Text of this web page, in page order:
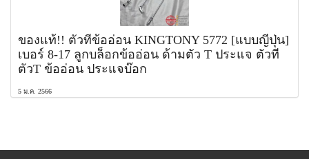
ของแท้!! ตัวทีข้ออ่อน KINGTONY 5772 [แบบญี่ปุ่น]
เบอร์ 8-17 ลูกบล็อกข้ออ่อน ด้ามตัว T ประแจ ตัวที
ตัวT ข้ออ่อน ประแจบ๊อก
5 ม.ค. 2566